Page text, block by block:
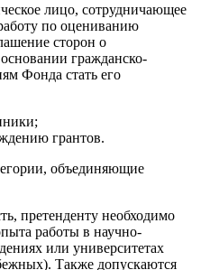
лицо, сотрудничающее
по оцениванию
сторон о
гражданско-
Фонда стать его
грантов.
объединяющие
претенденту необходимо
работы в научно-
или университетах
Также допускаются